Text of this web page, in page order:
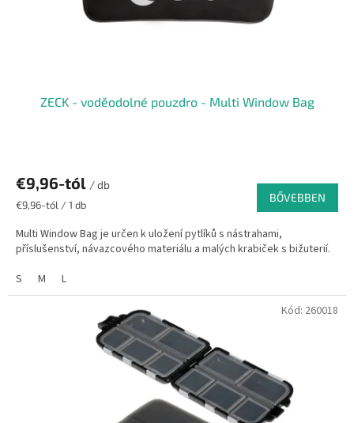
ZECK - voděodolné pouzdro - Multi Window Bag
€9,96-tól / db
Egységár:
€9,96-tól / 1 db
BŐVEBBEN
Multi Window Bag je určen k uložení pytlíků s nástrahami,
příslušenství, návazcového materiálu a malých krabiček s bižuterií.
S
M L
Kód: 260018